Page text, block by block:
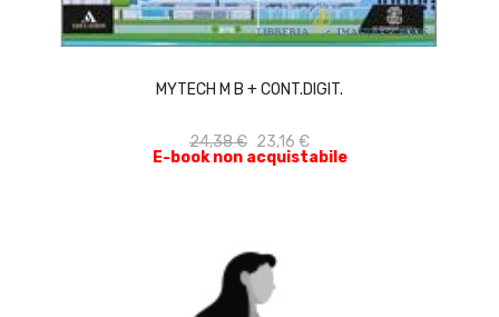
MYTECH M B + CONT.DIGIT.
24,38 € 23,16 €
E-book non acquistabile
ACQUISTA